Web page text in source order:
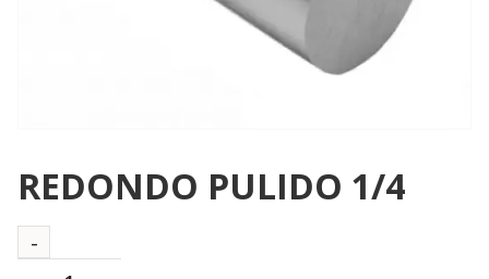
REDONDO PULIDO 1/4